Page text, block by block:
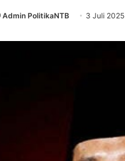
Admin PolitikaNTB 3 Juli 2025